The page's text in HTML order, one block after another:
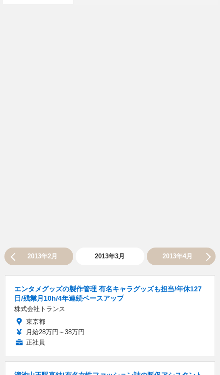
2013年2月 2013年3月 2013年4月
エンタメグッズの製作管理 有名キャラグッズも担当/年休127
日/残業月10h/4年連続ベースアップ
株式会社トランス
東京都
月給28万円～38万円
正社員